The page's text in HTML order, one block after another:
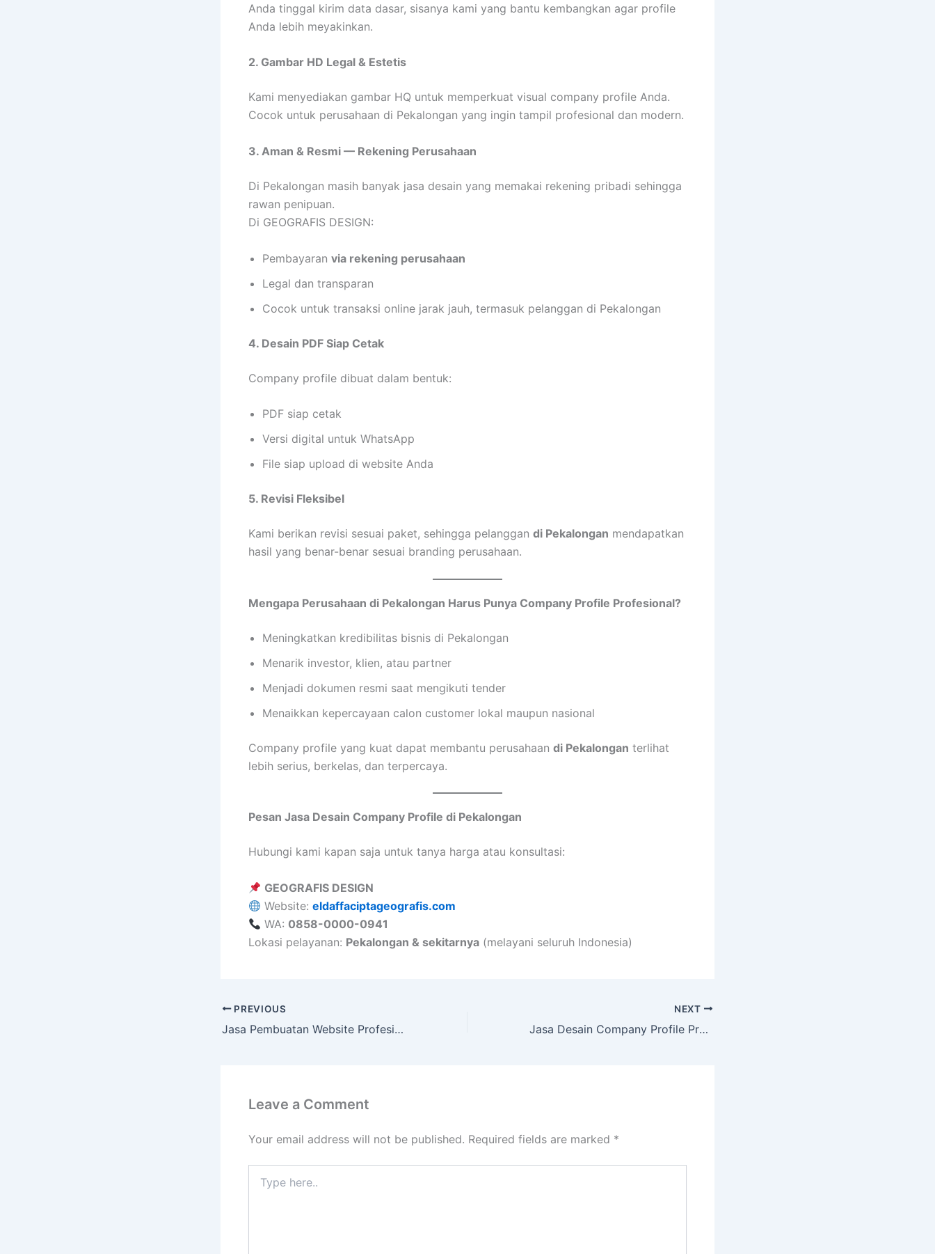
Anda tinggal kirim data dasar, sisanya kami yang bantu kembangkan agar profile
Anda lebih meyakinkan.
2. Gambar HD Legal & Estetis
Kami menyediakan gambar HQ untuk memperkuat visual company profile Anda.
Cocok untuk perusahaan di Pekalongan yang ingin tampil profesional dan modern.
3. Aman & Resmi — Rekening Perusahaan
Di Pekalongan masih banyak jasa desain yang memakai rekening pribadi sehingga
rawan penipuan.
Di GEOGRAFIS DESIGN:
Pembayaran via rekening perusahaan
Legal dan transparan
Cocok untuk transaksi online jarak jauh, termasuk pelanggan di Pekalongan
4. Desain PDF Siap Cetak
Company profile dibuat dalam bentuk:
PDF siap cetak
Versi digital untuk WhatsApp
File siap upload di website Anda
5. Revisi Fleksibel
Kami berikan revisi sesuai paket, sehingga pelanggan di Pekalongan mendapatkan
hasil yang benar-benar sesuai branding perusahaan.
Mengapa Perusahaan di Pekalongan Harus Punya Company Profile Profesional?
Meningkatkan kredibilitas bisnis di Pekalongan
Menarik investor, klien, atau partner
Menjadi dokumen resmi saat mengikuti tender
Menaikkan kepercayaan calon customer lokal maupun nasional
Company profile yang kuat dapat membantu perusahaan di Pekalongan terlihat
lebih serius, berkelas, dan terpercaya.
Pesan Jasa Desain Company Profile di Pekalongan
Hubungi kami kapan saja untuk tanya harga atau konsultasi:
GEOGRAFIS DESIGN
Website:eldaffaciptageografis.com
WA: 0858-0000-0941
Lokasi pelayanan: Pekalongan & sekitarnya (melayani seluruh Indonesia)
PREVIOUS
Jasa Pembuatan Website Profesional di Kendal
NEXT
Jasa Desain Company Profile Profesional di Kendal – Legal, Aman, dan Berkualitas
Leave a Comment
Your email address will not be published. Required fields are marked *
here..